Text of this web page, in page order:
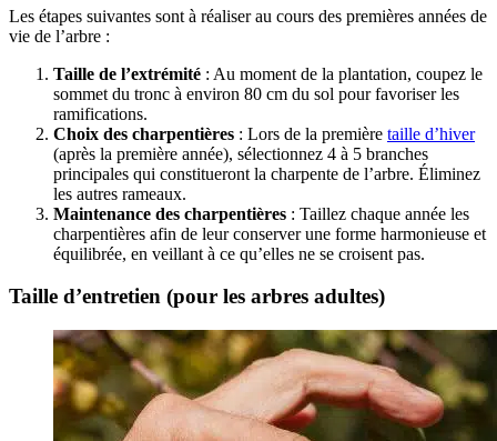
Les étapes suivantes sont à réaliser au cours des premières années de
vie de l’arbre :
Taille de l’extrémité : Au moment de la plantation, coupez le
sommet du tronc à environ 80 cm du sol pour favoriser les
ramifications.
Choix des charpentières : Lors de la première taille d’hiver
(après la première année), sélectionnez 4 à 5 branches
principales qui constitueront la charpente de l’arbre. Éliminez
les autres rameaux.
Maintenance des charpentières : Taillez chaque année les
charpentières afin de leur conserver une forme harmonieuse et
équilibrée, en veillant à ce qu’elles ne se croisent pas.
Taille d’entretien (pour les arbres adultes)